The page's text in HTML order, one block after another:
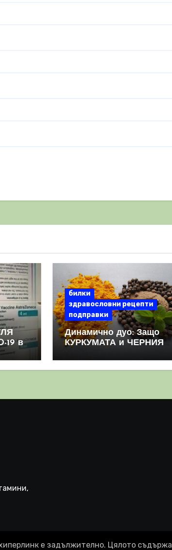
19 в
билки
здравословни рецепти
подправки
Динамично дуо: Защо
КУРКУМАТА и ЧЕРНИЯ
комбинация
е задължително. Цялото